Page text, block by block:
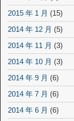
2015 年 1 月 (15)
2014 年 12 月 (5)
2014 年 11 月 (3)
2014 年 10 月 (3)
2014 年 9 月 (6)
2014 年 7 月 (6)
2014 年 6 月 (6)